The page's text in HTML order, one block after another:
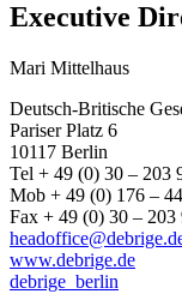
Executive
Mari Mittelhaus
Deutsch-Britische
Pariser Platz 6
10117 Berlin
Tel + 49 (0) 30 – 203
Mob + 49 (0) 176 –
Fax + 49 (0) 30 – 203
www.debrige.de
debrige_berlin